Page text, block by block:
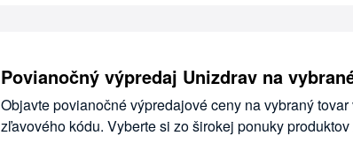
Povianočný výpredaj Unizdrav na
Objavte povianočné výpredajové ceny na vybraný
zľavového kódu. Vyberte si zo širokej ponuky